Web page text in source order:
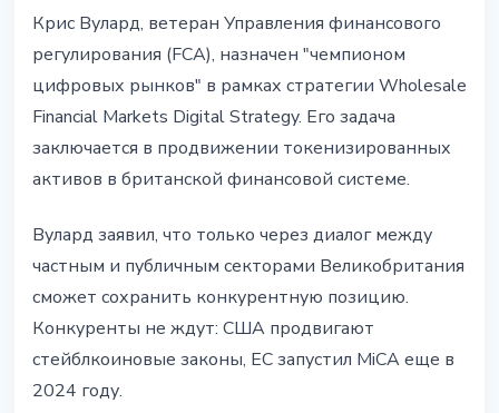
Крис Вулард, ветеран Управления финансового
регулирования (FCA), назначен "чемпионом
цифровых рынков" в рамках стратегии Wholesale
Financial Markets Digital Strategy. Его задача
заключается в продвижении токенизированных
активов в британской финансовой системе.
Вулард заявил, что только через диалог между
частным и публичным секторами Великобритания
сможет сохранить конкурентную позицию.
Конкуренты не ждут: США продвигают
стейблкоиновые законы, ЕС запустил MiCA еще в
2024 году.